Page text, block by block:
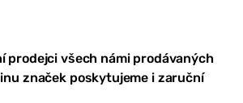
prodejci všech námi prodávaných
značek poskytujeme i zaruční